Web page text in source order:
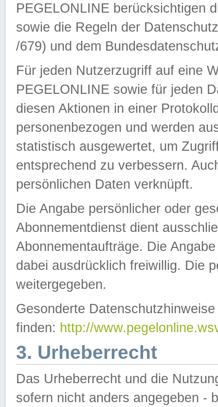
PEGELONLINE berücksichtigen
sowie die Regeln der
/679) und dem
Für jeden Nutzerzugriff auf eine
PEGELONLINE sowie für jeden
diesen Aktionen in einer
personenbezogen und werden
statistisch ausgewertet, um
entsprechend zu verbessern.
persönlichen Daten verknüpft.
Die Angabe persönlicher oder
Abonnementdienst dient
Abonnementaufträge. Die
dabei ausdrücklich freiwillig. Die
weitergegeben.
Gesonderte
finden: http://
3. Urheberrecht
Das Urheberrecht und die
sofern nicht anders angegeben -